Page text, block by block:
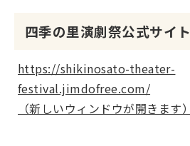
四季の里演劇祭公式サイト
https://shikinosato-theater-
festival.jimdofree.com/
（新しいウィンドウが開きます）